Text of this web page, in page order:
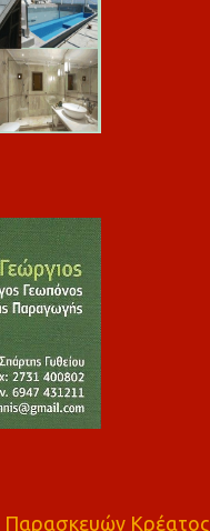
Παρασκευών Κρέατος